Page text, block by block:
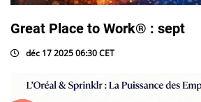
Great Place to Work® : sept
déc 17 2025 06:30 CET